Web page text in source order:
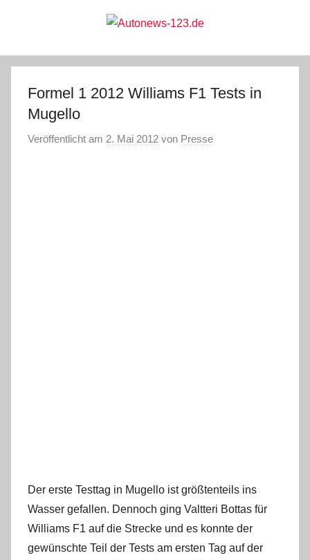
Autonews-
123.de
Formel 1 2012 Williams F1 Tests in
Mugello
Veröffentlicht am 2. Mai 2012 von Presse
Der erste Testtag in Mugello ist größtenteils ins
Wasser gefallen. Dennoch ging Valtteri Bottas für
Williams F1 auf die Strecke und es konnte der
gewünschte Teil der Tests am ersten Tag auf der